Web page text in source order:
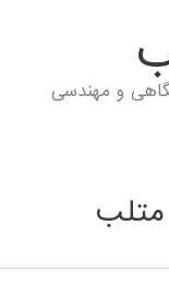
و مهندسی